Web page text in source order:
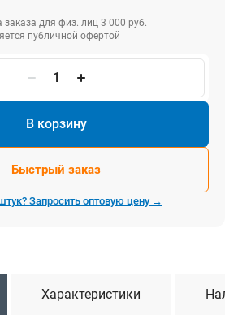
для физ. лиц 3 000 руб.
публичной офертой
В корзину
Быстрый заказ
Запросить оптовую цену →
Характеристики